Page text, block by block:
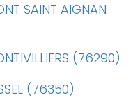
SAINT AIGNAN
(76290)
(76350)